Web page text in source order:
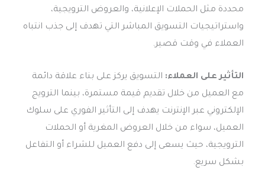
محددة مثل الحملات الإعلانية، والعروض الترويجية،
واستراتيجيات التسويق المباشر التي تهدف إلى جذب انتباه
العملاء في وقت قصير.
التأثير على العملاء: التسويق يركز على بناء علاقة دائمة
مع العميل من خلال تقديم قيمة مستمرة، بينما الترويج
الإلكتروني عبر الإنترنت يهدف إلى التأثير الفوري على سلوك
العميل، سواء من خلال العروض المغرية أو الحملات
الترويجية، حيث يسعى إلى دفع العميل للشراء أو التفاعل
بشكل سريع.